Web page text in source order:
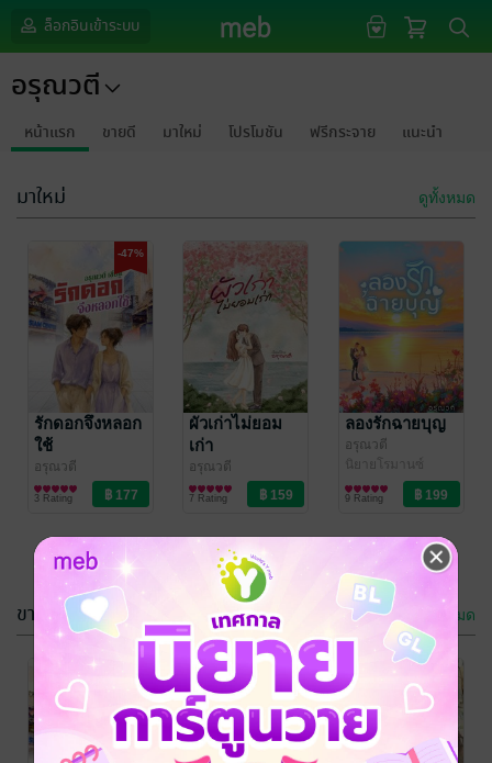
ล็อกอินเข้าระบบ
อรุณวตี
หน้าแรก ขายดี มาใหม่ โปรโมชัน ฟรีกระจาย แนะนำ
มาใหม่ ดูทั้งหมด
-47%
รักดอกจึงหลอก
ใช้
อรุณวตี
นิยายรัก
3 Rating
ผัวเก่าไม่ยอม
เก่า
อรุณวตี
นิยายรัก
7 Rating
ลองรักฉายบุญ
อรุณวตี
นิยายโรมานซ์
9 Rating
บุษบาตุนาหงัน
เรื่องเกิดที่บาง
ขายดี ดูทั้งหมด